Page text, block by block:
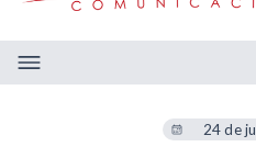
24 de